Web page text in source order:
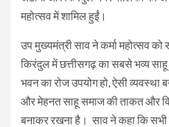
महोत्सव में शामिल हुईं।
उप मुख्यमंत्री साव ने कर्मा महोत्सव
किरंदुल में छत्तीसगढ़ का सबसे भव्य
भवन का रोज उपयोग हो, ऐसी व्यवस्था
और मेहनत साहू समाज की ताकत और
बनाकर रखना है। साव ने कहा कि